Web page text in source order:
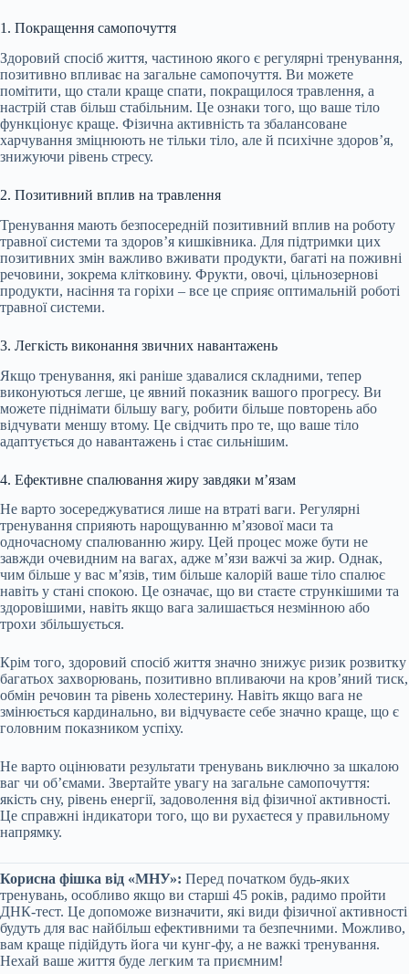
1. Покращення самопочуття
Здоровий спосіб життя, частиною якого є регулярні тренування,
позитивно впливає на загальне самопочуття. Ви можете
помітити, що стали краще спати, покращилося травлення, а
настрій став більш стабільним. Це ознаки того, що ваше тіло
функціонує краще. Фізична активність та збалансоване
харчування зміцнюють не тільки тіло, але й психічне здоров’я,
знижуючи рівень стресу.
2. Позитивний вплив на травлення
Тренування мають безпосередній позитивний вплив на роботу
травної системи та здоров’я кишківника. Для підтримки цих
позитивних змін важливо вживати продукти, багаті на поживні
речовини, зокрема клітковину. Фрукти, овочі, цільнозернові
продукти, насіння та горіхи – все це сприяє оптимальній роботі
травної системи.
3. Легкість виконання звичних навантажень
Якщо тренування, які раніше здавалися складними, тепер
виконуються легше, це явний показник вашого прогресу. Ви
можете піднімати більшу вагу, робити більше повторень або
відчувати меншу втому. Це свідчить про те, що ваше тіло
адаптується до навантажень і стає сильнішим.
4. Ефективне спалювання жиру завдяки м’язам
Не варто зосереджуватися лише на втраті ваги. Регулярні
тренування сприяють нарощуванню м’язової маси та
одночасному спалюванню жиру. Цей процес може бути не
завжди очевидним на вагах, адже м’язи важчі за жир. Однак,
чим більше у вас м’язів, тим більше калорій ваше тіло спалює
навіть у стані спокою. Це означає, що ви стаєте стрункішими та
здоровішими, навіть якщо вага залишається незмінною або
трохи збільшується.
Крім того, здоровий спосіб життя значно знижує ризик розвитку
багатьох захворювань, позитивно впливаючи на кров’яний тиск,
обмін речовин та рівень холестерину. Навіть якщо вага не
змінюється кардинально, ви відчуваєте себе значно краще, що є
головним показником успіху.
Не варто оцінювати результати тренувань виключно за шкалою
ваг чи об’ємами. Звертайте увагу на загальне самопочуття:
якість сну, рівень енергії, задоволення від фізичної активності.
Це справжні індикатори того, що ви рухаєтеся у правильному
напрямку.
Корисна фішка від «МНУ»: Перед початком будь-яких
тренувань, особливо якщо ви старші 45 років, радимо пройти
ДНК-тест. Це допоможе визначити, які види фізичної активності
будуть для вас найбільш ефективними та безпечними. Можливо,
вам краще підійдуть йога чи кунг-фу, а не важкі тренування.
Нехай ваше життя буде легким та приємним!